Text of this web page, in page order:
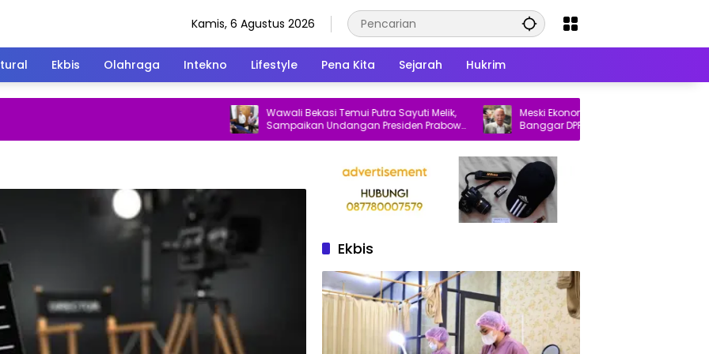
Kamis, 6 Agustus 2026
Ekbis Olahraga Intekno Lifestyle Pena Kita Sejarah Hukrim
Wawali Bekasi Temui Putra Sayuti Melik,
Sampaikan Undangan Presiden Prabowo
ke Istana Negara
Meski Ekonomi Tumbuh 5,29 Persen,
Banggar DPR Ingatkan Pemerintah Soal
Dua Hal Ini
Ekbis